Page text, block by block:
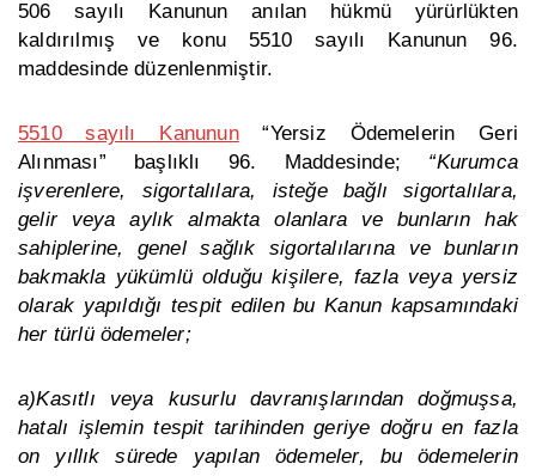
506 sayılı Kanunun anılan hükmü yürürlükten
kaldırılmış ve konu 5510 sayılı Kanunun 96.
maddesinde düzenlenmiştir.
5510 sayılı Kanunun“Yersiz Ödemelerin Geri
Alınması” başlıklı 96. Maddesinde; “Kurumca
işverenlere, sigortalılara, isteğe bağlı sigortalılara,
gelir veya aylık almakta olanlara ve bunların hak
sahiplerine, genel sağlık sigortalılarına ve bunların
bakmakla yükümlü olduğu kişilere, fazla veya yersiz
olarak yapıldığı tespit edilen bu Kanun kapsamındaki
her türlü ödemeler;
a)Kasıtlı veya kusurlu davranışlarından doğmuşsa,
hatalı işlemin tespit tarihinden geriye doğru en fazla
on yıllık sürede yapılan ödemeler, bu ödemelerin